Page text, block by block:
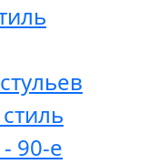
90-е